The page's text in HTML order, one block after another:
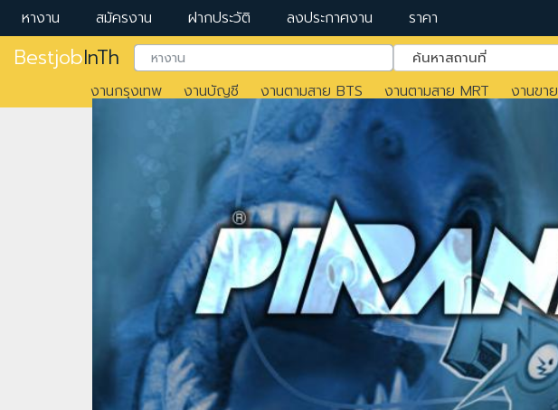
หางาน สมัครงาน ฝากประวัติ ลงประกาศงาน ราคา
BestjobInTh ค้นหาสถานที่
งานกรุงเทพ งานบัญชี งานตามสาย BTS งานตามสาย MRT งานขาย